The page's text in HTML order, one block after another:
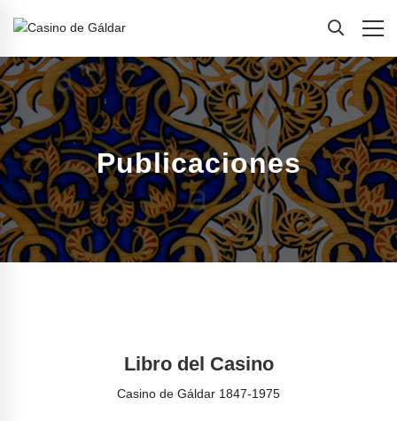
Publicaciones
Libro del Casino
Casino de Gáldar 1847-1975